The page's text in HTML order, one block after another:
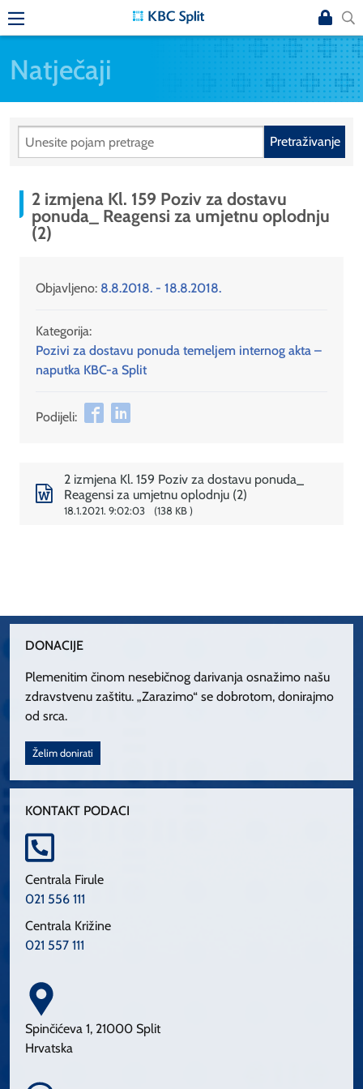
Natječaji
Pretraživanje
2 izmjena Kl. 159 Poziv za dostavu
ponuda_ Reagensi za umjetnu oplodnju
(2)
Objavljeno: 8.8.2018. - 18.8.2018.
Kategorija:
Pozivi za dostavu ponuda temeljem internog akta –
naputka KBC-a Split
Podijeli:
2 izmjena Kl. 159 Poziv za dostavu ponuda_
Reagensi za umjetnu oplodnju (2)
18.1.2021. 9:02:03 138 KB
DONACIJE
Plemenitim činom nesebičnog darivanja osnažimo našu
zdravstvenu zaštitu. „Zarazimo“ se dobrotom, donirajmo
od srca.
Želim donirati
KONTAKT PODACI
Centrala Firule
021 556 111
Centrala Križine
021 557 111
Spinčićeva 1, 21000 Split
Hrvatska